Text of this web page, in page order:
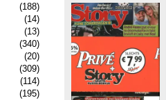
(188)
(14)
(13)
(340)
(20)
(309)
(114)
(195)